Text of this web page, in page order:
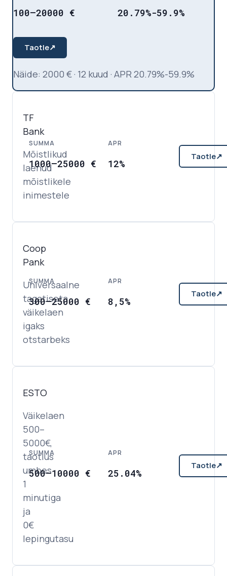
100–20000 € 20.79%-59.9%
Taotle↗
Näide: 2000 € · 12 kuud · APR 20.79%-59.9%
TF
Bank
Mõistlikud
laenud
mõistlikele
inimestele
SUMMA
1000–25000 €
APR
12%
Taotle↗
Coop
Pank
Universaalne
tagatiseta
väikelaen
igaks
otstarbeks
SUMMA
300–25000 €
APR
8,5%
Taotle↗
ESTO
Väikelaen
500–
5000€,
taotlus
umbes
1
minutiga
ja
0€
lepingutasu
SUMMA
500–10000 €
APR
25.04%
Taotle↗